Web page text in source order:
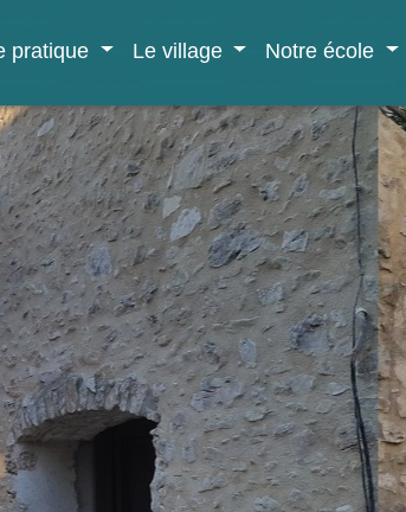
pratique Le village Notre école